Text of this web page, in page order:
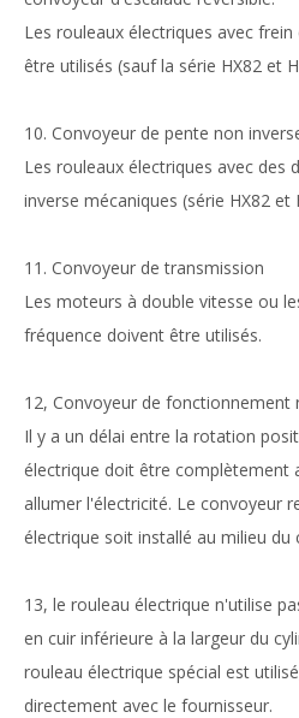
Les rouleaux électriques avec
être utilisés (sauf la série HX82 et
10. Convoyeur de pente non
Les rouleaux électriques avec des
inverse mécaniques (série HX82
11. Convoyeur de transmission
Les moteurs à double vitesse ou
fréquence doivent être utilisés.
12, Convoyeur de fonctionnement
Il y a un délai entre la rotation
électrique doit être complètement
allumer l'électricité. Le convoyeur
électrique soit installé au milieu du
13, le rouleau électrique n'utilise
en cuir inférieure à la largeur du
rouleau électrique spécial est
directement avec le fournisseur.